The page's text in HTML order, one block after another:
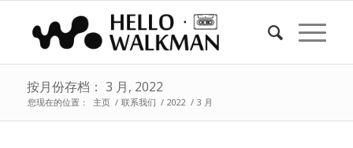
按月份存档： 3 月, 2022
您现在的位置： 主页 / 联系我们 / 2022 / 3 月